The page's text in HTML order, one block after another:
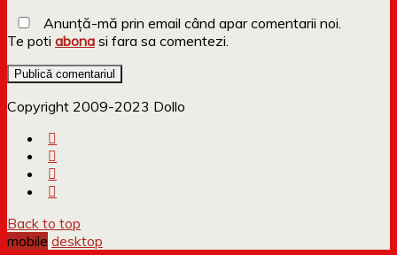
Anunță-mă prin email când apar comentarii noi.
Te poti abona si fara sa comentezi.
Copyright 2009-2023 Dollo
Back to top
mobile desktop